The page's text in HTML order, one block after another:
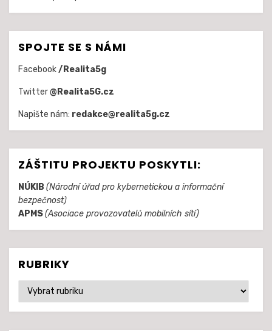
SPOJTE SE S NÁMI
Facebook/Realita5g
Twitter@Realita5G.cz
Napište nám: redakce@realita5g.cz
ZÁŠTITU PROJEKTU POSKYTLI:
NÚKIB (Národní úřad pro kybernetickou a informační
bezpečnost)
APMS(Asociace provozovatelů mobilních sítí)
RUBRIKY
Rubriky